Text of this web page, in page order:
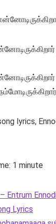
lyrics,
1 minute
Lyrics